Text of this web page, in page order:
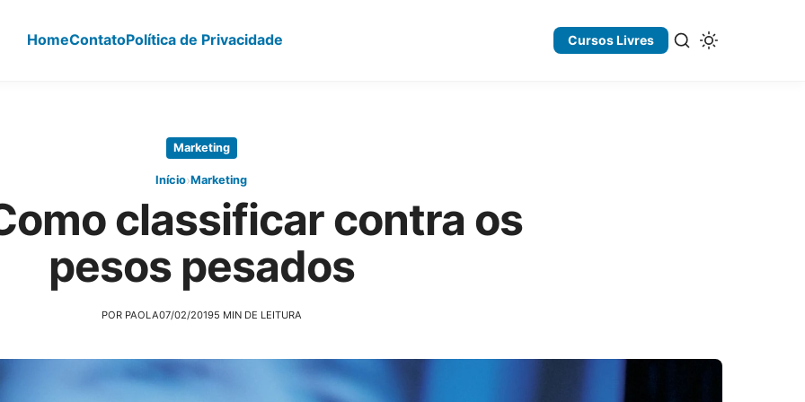
HomeContatoPolítica de Privacidade Cursos Livres
Marketing
Início›Marketing
classificar contra os
pesos pesados
POR PAOLA07/02/20195 MIN DE LEITURA